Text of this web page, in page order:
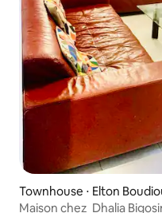
Townhouse ⋅ Elton
Maison chez Dhalia